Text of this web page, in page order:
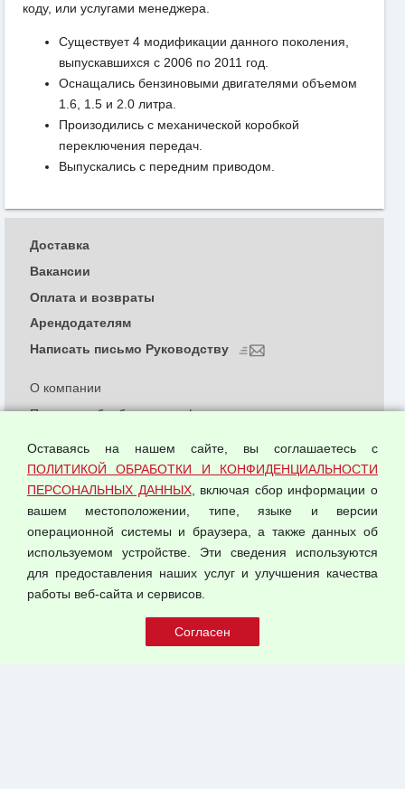
коду, или услугами менеджера.
Существует 4 модификации данного поколения,
выпускавшихся с 2006 по 2011 год.
Оснащались бензиновыми двигателями объемом
1.6, 1.5 и 2.0 литра.
Произодились с механической коробкой
переключения передач.
Выпускались с передним приводом.
© 2026 ООО "Феникс"
О компании
Политика обработки и конфиденциальности
Согласием на обработку персональных данных
Оферта оптовой купли-продажи
Публичная оферта
Доставка
Вакансии
Оплата и возвраты
Арендодателям
Написать письмо Руководству
Оставаясь на нашем сайте, вы соглашаетесь с
ПОЛИТИКОЙ ОБРАБОТКИ И КОНФИДЕНЦИАЛЬНОСТИ
ПЕРСОНАЛЬНЫХ ДАННЫХ, включая сбор информации о
вашем местоположении, типе, языке и версии
операционной системы и браузера, а также данных об
используемом устройстве. Эти сведения используются
для предоставления наших услуг и улучшения качества
работы веб-сайта и сервисов.